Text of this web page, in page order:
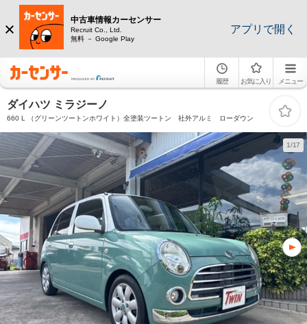
中古車情報カーセンサー
Recruit Co., Ltd.
無料 － Google Play
アプリで開く
履歴 お気に入り メニュー
ダイハツ ミラジーノ
660 L （グリーンツートンホワイト）全塗装ツートン 社外アルミ ローダウン
1/17